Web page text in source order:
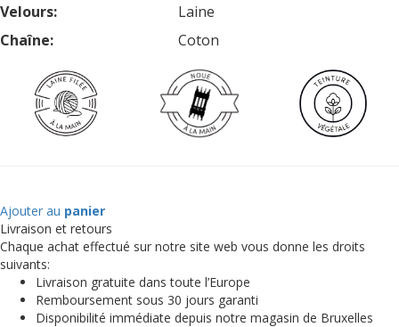
Velours:
Laine
Chaîne:
Coton
Ajouter au panier
Livraison et retours
Chaque achat effectué sur notre site web vous donne les droits
suivants:
Livraison gratuite dans toute l’Europe
Remboursement sous 30 jours garanti
Disponibilité immédiate depuis notre magasin de Bruxelles